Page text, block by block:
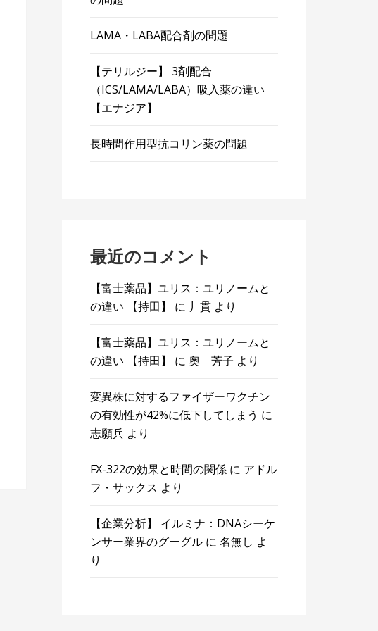
LAMA・LABA配合剤の問題
【テリルジー】 3剤配合
（ICS/LAMA/LABA）吸入薬の違い
【エナジア】
長時間作用型抗コリン薬の問題
最近のコメント
【富士薬品】ユリス：ユリノームと
の違い 【持田】
に 丿貫 より
【富士薬品】ユリス：ユリノームと
の違い 【持田】
に奧 芳子 より
変異株に対するファイザーワクチン
の有効性が42%に低下してしまう に
志願兵 より
FX-322の効果と時間の関係 に アドル
フ・サックス より
【企業分析】 イルミナ：DNAシーケ
ンサー業界のグーグル に名無し よ
り